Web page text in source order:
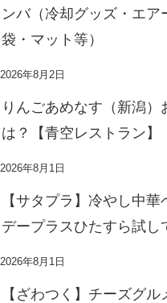
ンバ（冷却グッズ・エア
袋・マット等）
2026年8月2日
りんごあめなす（新潟）
は？【青空レストラン】
2026年8月1日
【サタプラ】冷やし中華
デープラスひたすら試し
2026年8月1日
【ざわつく】チーズグル